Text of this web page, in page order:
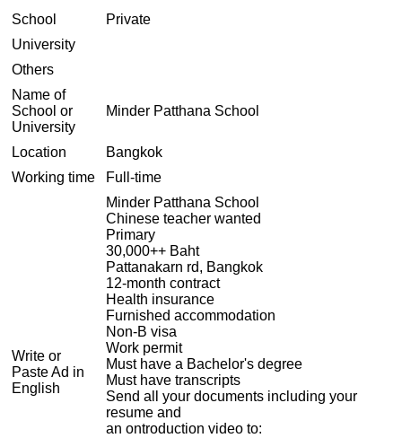
School
Private
University
Others
Name of
School or
University
Minder Patthana School
Location
Bangkok
Working time
Full-time
Write or
Paste Ad in
English
Minder Patthana School
Chinese teacher wanted
Primary
30,000++ Baht
Pattanakarn rd, Bangkok
12-month contract
Health insurance
Furnished accommodation
Non-B visa
Work permit
Must have a Bachelor's degree
Must have transcripts
Send all your documents including your
resume and
an ontroduction video to: